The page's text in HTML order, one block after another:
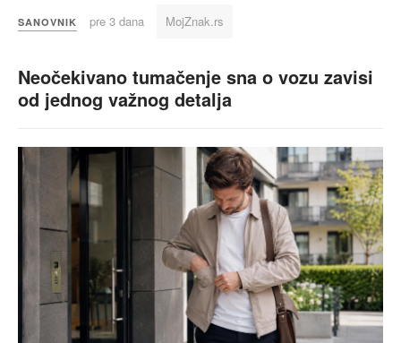
SANOVNIK pre 3 dana MojZnak.rs
Neočekivano tumačenje sna o vozu zavisi
od jednog važnog detalja